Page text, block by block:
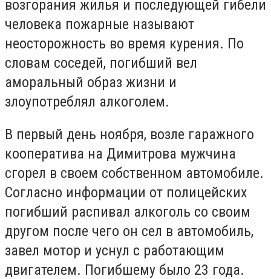
возгорания жилья и последующей гибели
человека пожарные называют
неосторожность во время курения. По
словам соседей, погибший вел
аморальный образ жизни и
злоупотреблял алкоголем.
В первый день ноября, возле гаражного
кооператива на Димитрова мужчина
сгорел в своем собственном автомобиле.
Согласно информации от полицейских
погибший распивал алкоголь со своим
другом после чего он сел в автомобиль,
завел мотор и уснул с работающим
двигателем. Погибшему было 23 года.